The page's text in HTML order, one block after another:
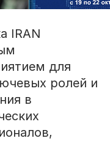
IRAN
для
ролей и
в